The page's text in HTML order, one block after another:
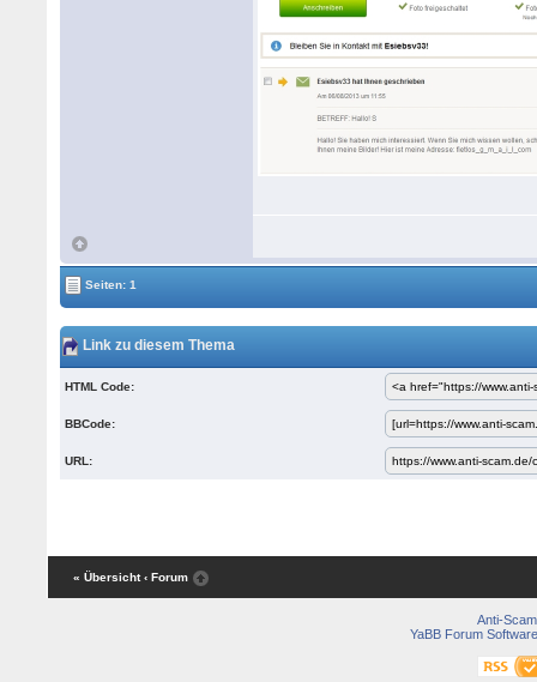
Seiten: 1
Link zu diesem Thema
HTML Code:
BBCode:
URL:
« Übersicht ‹ Forum
Anti-Scam
YaBB Forum Software